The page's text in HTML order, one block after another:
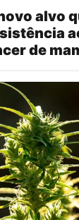
alvo
de